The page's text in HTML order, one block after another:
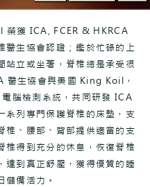
榮獲 ICA, FCER & HKRCA
醫生協會認證；鑑於忙碌的上
站立或坐著，脊椎總是承受很
醫生協會與美國 King Koil，
腦檢測系統，共同研發 ICA
系列專門保護脊椎的床墊，支
椎、腰部、背部提供適當的支
椎得到充分的休息，恢復脊椎
達到真正舒壓，獲得優質的睡
儲備活力。